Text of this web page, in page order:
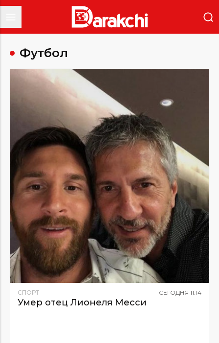
Футбол
СПОРТ СЕГОДНЯ 11:14
Умер отец Лионеля Месси